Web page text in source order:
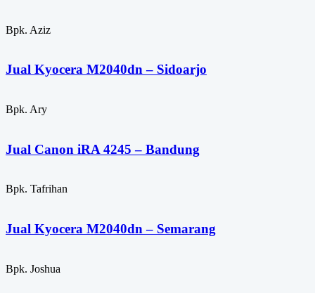
Bpk. Aziz
Jual Kyocera M2040dn – Sidoarjo
Bpk. Ary
Jual Canon iRA 4245 – Bandung
Bpk. Tafrihan
Jual Kyocera M2040dn – Semarang
Bpk. Joshua